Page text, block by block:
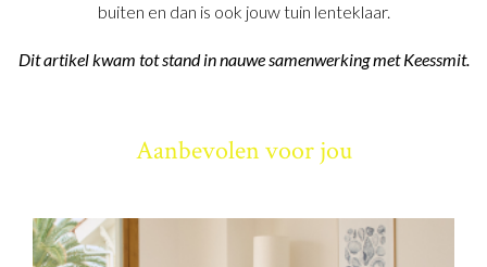
buiten en dan is ook jouw tuin lenteklaar.
Dit artikel kwam tot stand in nauwe samenwerking met Keessmit.
Aanbevolen voor jou